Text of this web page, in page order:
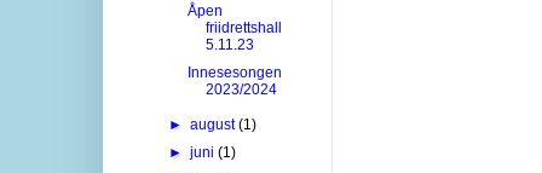
Åpen
friidrettshall
5.11.23
Innesesongen
2023/2024
►august(1)
►juni(1)